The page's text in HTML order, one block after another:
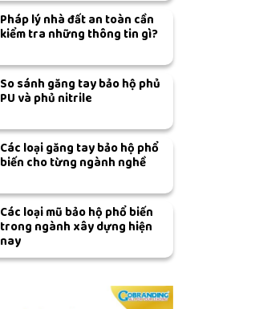
Pháp lý nhà đất an toàn cần
kiểm tra những thông tin gì?
So sánh găng tay bảo hộ phủ
PU và phủ nitrile
Các loại găng tay bảo hộ phổ
biến cho từng ngành nghề
Các loại mũ bảo hộ phổ biến
trong ngành xây dựng hiện
nay